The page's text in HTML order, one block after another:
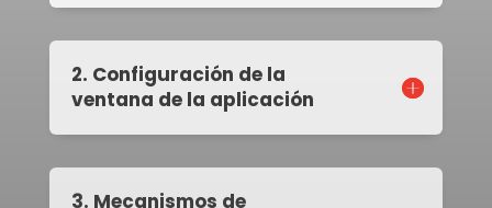
2. Configuración de la
ventana de la aplicación
3. Mecanismos de